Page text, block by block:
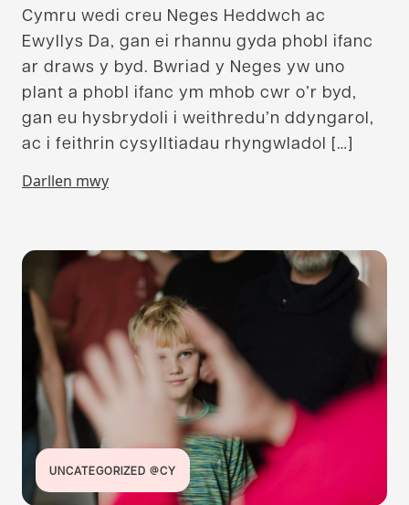
Cymru wedi creu Neges Heddwch ac
Ewyllys Da, gan ei rhannu gyda phobl ifanc
ar draws y byd. Bwriad y Neges yw uno
plant a phobl ifanc ym mhob cwr o’r byd,
gan eu hysbrydoli i weithredu’n ddyngarol,
ac i feithrin cysylltiadau rhyngwladol […]
Darllen mwy
UNCATEGORIZED @CY